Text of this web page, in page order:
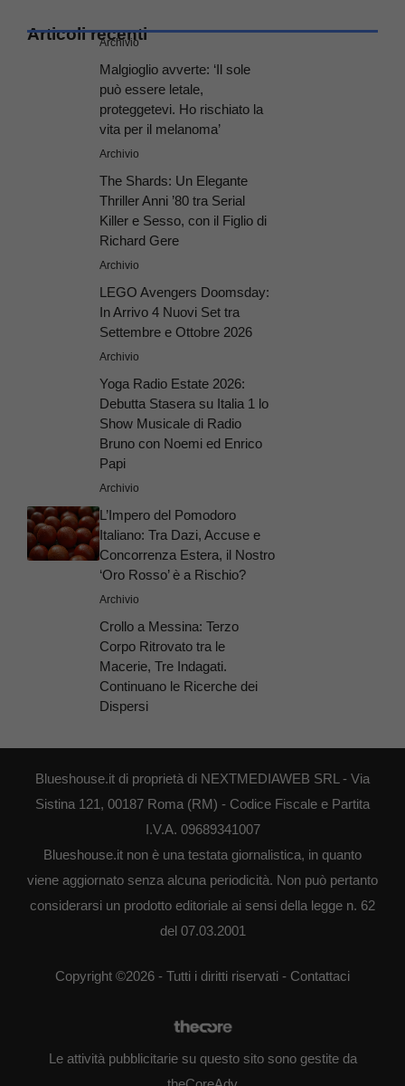
Articoli recenti
Archivio
Malgioglio avverte: ‘Il sole
può essere letale,
proteggetevi. Ho rischiato la
vita per il melanoma’
Archivio
The Shards: Un Elegante
Thriller Anni ’80 tra Serial
Killer e Sesso, con il Figlio di
Richard Gere
Archivio
LEGO Avengers Doomsday:
In Arrivo 4 Nuovi Set tra
Settembre e Ottobre 2026
Archivio
Yoga Radio Estate 2026:
Debutta Stasera su Italia 1 lo
Show Musicale di Radio
Bruno con Noemi ed Enrico
Papi
Archivio
L’Impero del Pomodoro
Italiano: Tra Dazi, Accuse e
Concorrenza Estera, il Nostro
‘Oro Rosso’ è a Rischio?
Archivio
Crollo a Messina: Terzo
Corpo Ritrovato tra le
Macerie, Tre Indagati.
Continuano le Ricerche dei
Dispersi
Blueshouse.it di proprietà di NEXTMEDIAWEB SRL - Via
Sistina 121, 00187 Roma (RM) - Codice Fiscale e Partita
I.V.A. 09689341007
Blueshouse.it non è una testata giornalistica, in quanto
viene aggiornato senza alcuna periodicità. Non può pertanto
considerarsi un prodotto editoriale ai sensi della legge n. 62
del 07.03.2001
Copyright ©2026 - Tutti i diritti riservati - Contattaci
Le attività pubblicitarie su questo sito sono gestite da